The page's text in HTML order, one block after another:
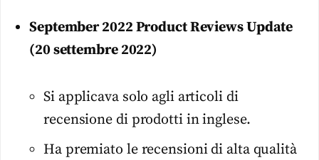
September 2022 Product Reviews Update
(20 settembre 2022)
Si applicava solo agli articoli di
recensione di prodotti in inglese.
Ha premiato le recensioni di alta qualità